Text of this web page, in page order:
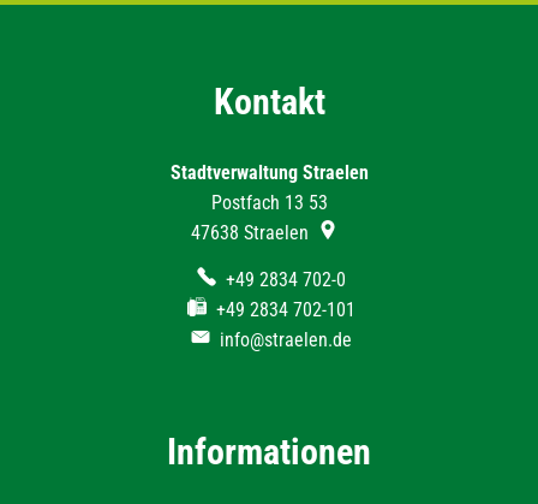
Kontakt
Stadtverwaltung Straelen
Postfach 13 53
47638 Straelen
+49 2834 702-0
+49 2834 702-101
info@straelen.de
Informationen